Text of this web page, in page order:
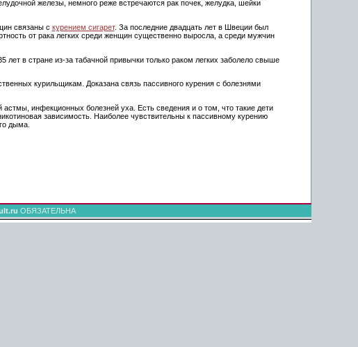
железы, немного реже встречаются рак почек, желудка, шейки
связаны с курением сигарет. За последние двадцать лет в Швеции был
от рака легких среди женщин существенно выросла, а среди мужчин
в стране из-за табачной привычки только раком легких заболело свыше
курильщикам. Доказана связь пассивного курения с болезнями
инфекционных болезней уха. Есть сведения и о том, что такие дети
зависимость. Наиболее чувствительны к пассивному курению
дыма.
ОБЯЗАТЕЛЬНА